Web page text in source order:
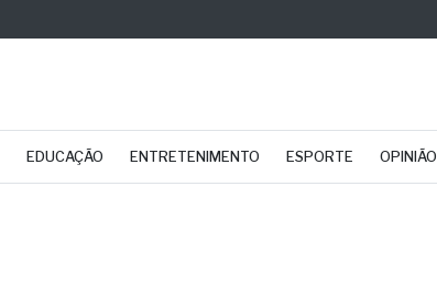
EDUCAÇÃO ENTRETENIMENTO ESPORTE OPINIÃO